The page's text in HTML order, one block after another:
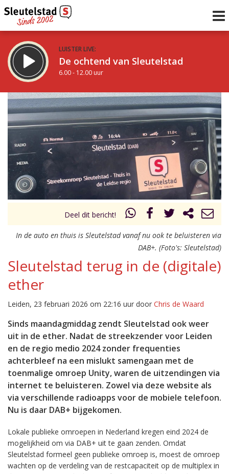
LUISTER LIVE:
De ochtend van Sleutelstad
6.00 - 12.00 uur
STRAKS:
De middag van Sleutelstad
12.00 - 18.00 uur
Vorig uur
uur 1 van 0 Volgend uur
Deel dit bericht!
In de auto en thuis is Sleutelstad vanaf nu ook te beluisteren via
DAB+. (Foto's: Sleutelstad)
Sleutelstad terug in de (digitale)
ether
Leiden, 23 februari 2026 om 22:16 uur door Chris de Waard
Sinds maandagmiddag zendt Sleutelstad ook weer
uit in de ether. Nadat de streekzender voor Leiden
en de regio medio 2024 zonder frequenties
achterbleef na een mislukt samengaan met de
toenmalige omroep Unity, waren de uitzendingen via
internet te beluisteren. Zowel via deze website als
via verschillende radioapps voor de mobiele telefoon.
Nu is daar DAB+ bijgekomen.
Lokale publieke omroepen in Nederland kregen eind 2024 de
mogelijkheid om via DAB+ uit te gaan zenden. Omdat
Sleutelstad formeel geen publieke omroep is, moest de omroep
wachten op de verdeling van de restcapaciteit op de multiplex in